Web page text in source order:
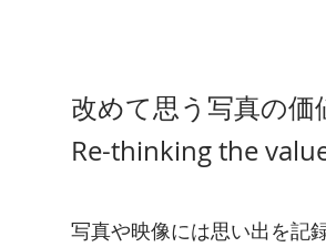
改めて思う写真の価
Re-thinking the
写真や映像には思い出を記